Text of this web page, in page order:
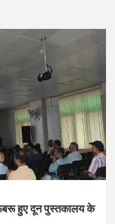
हुए दून पुस्तकालय के